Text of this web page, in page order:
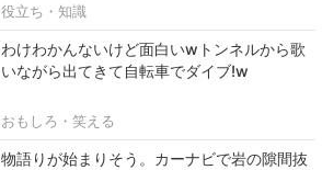
役立ち・知識
わけわかんないけど面白いwトンネルから歌
いながら出てきて自転車でダイブ!w
おもしろ・笑える
物語りが始まりそう。カーナビで岩の隙間抜